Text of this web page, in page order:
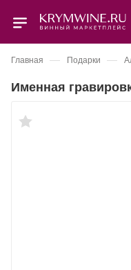
Главная — Подарки —
Именная